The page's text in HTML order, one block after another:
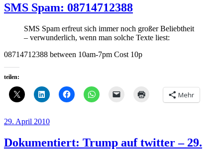
SMS Spam: 08714712388
SMS Spam erfreut sich immer noch großer Beliebtheit
– verwunderlich, wenn man solche Texte liest:
08714712388 between 10am-7pm Cost 10p
teilen:
Mehr
Veröffentlicht
29. April 2010
Dokumentiert: Trump auf twitter – 29.